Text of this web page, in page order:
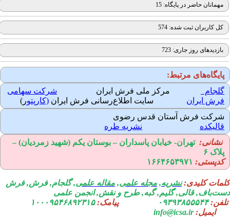
مهمانان حاضر در پایگاه: 15
کل کاربران ثبت شده: 574
بازدیدهای روز جاری: 723
پایگاه‌های مرتبط:
گلجام
مرکز ملی فرش ایران
شرکت سهامی
فرش ایران سایت اطلاع‌رسانی فرش ایران(کارپتور)
شرکت فرش آستان قدس رضوی
قالیکده
نشریه طره
نشانی: تهران-خیابان پاسداران – بوستان یکم (شهید زمردیان) –
پلاک ۶
کدپستی:۱۶۶۴۶۵۳۹۷۱
کلیدی: نشریه,مجله علمی,مقاله علمی, گلجام, فرش, فرش
قالی, گلیم, گبه, طرح و نقش, انجمن علمی
۰۹۳۹۳۸۵۵۵۴۴ پیامک:
۱۰۰۰۹۵۴۶۸۹۲۳۱۵
ایمیل:info@icsa.ir